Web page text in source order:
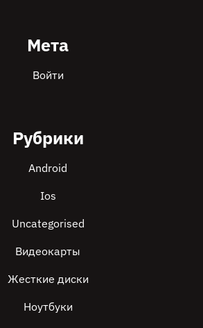
Мета
Войти
Рубрики
Android
Ios
Uncategorised
Видеокарты
Жесткие диски
Ноутбуки